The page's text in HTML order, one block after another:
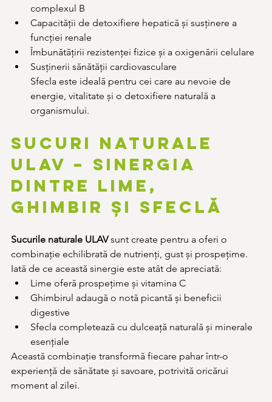
complexul B
Capacității de detoxifiere hepatică și susținere a
funcției renale
Îmbunătățirii rezistenței fizice și a oxigenării celulare
Susținerii sănătății cardiovasculare
Sfecla este ideală pentru cei care au nevoie de
energie, vitalitate și o detoxifiere naturală a
organismului.
Sucuri naturale
ULAV – sinergia
dintre lime,
ghimbir și sfeclă
Sucurile naturale ULAV sunt create pentru a oferi o
combinație echilibrată de nutrienți, gust și prospețime.
Iată de ce această sinergie este atât de apreciată:
Lime oferă prospețime și vitamina C
Ghimbirul adaugă o notă picantă și beneficii
digestive
Sfecla completează cu dulceață naturală și minerale
esențiale
Această combinație transformă fiecare pahar într-o
experiență de sănătate și savoare, potrivită oricărui
moment al zilei.